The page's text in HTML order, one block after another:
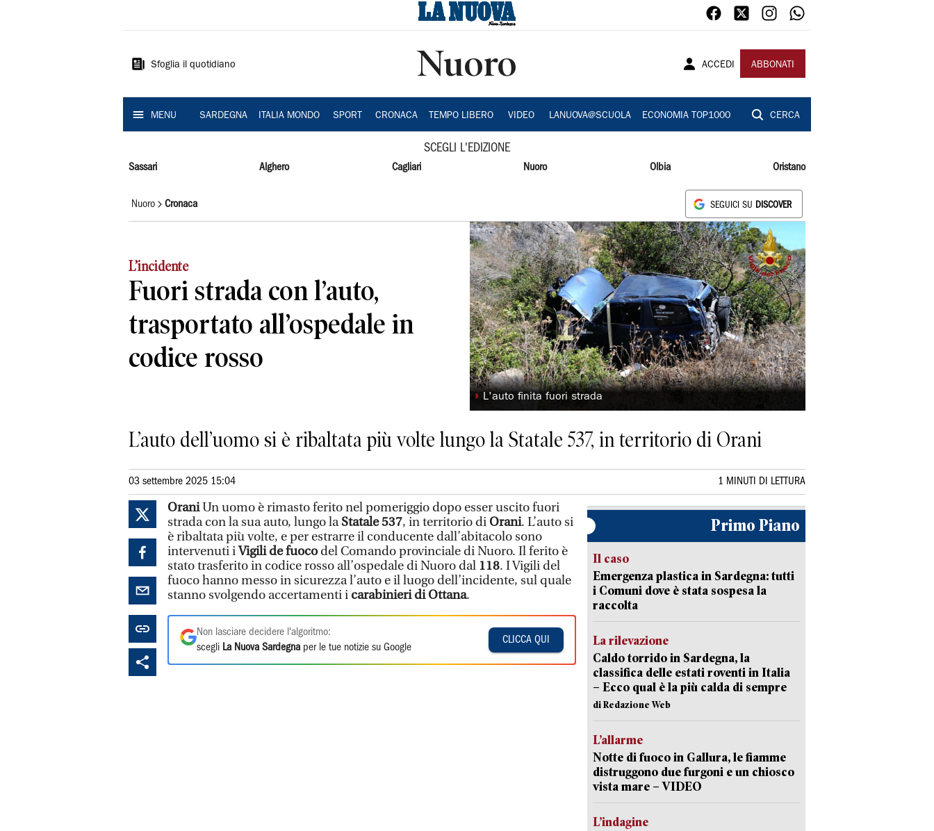
Sardegna
Sfoglia il quotidiano Nuoro ACCEDI ABBONATI
MENU SARDEGNA ITALIA MONDO SPORT CRONACA TEMPO LIBERO VIDEO LANUOVA@SCUOLA ECONOMIA TOP1000 CERCA
SCEGLI L'EDIZIONE
Sassari Alghero Cagliari Nuoro Olbia Oristano
Nuoro Cronaca SEGUICI SU DISCOVER
L’incidente
Fuori strada con l’auto,
trasportato all’ospedale in
codice rosso
◗ L'auto finita fuori strada
L’auto dell’uomo si è ribaltata più volte lungo la Statale 537, in territorio di Orani
03 settembre 2025 15:04 1 MINUTI DI LETTURA
OraniUn uomo è rimasto ferito nel pomeriggio dopo esser uscito fuori
strada con la sua auto, lungo laStatale 537, in territorio di Orani. L’auto si
è ribaltata più volte, e per estrarre il conducente dall’abitacolo sono
intervenuti iVigili de fuocodel Comando provinciale di Nuoro. Il ferito è
stato trasferito in codice rosso all’ospedale di Nuoro dal 118. I Vigili del
fuoco hanno messo in sicurezza l’auto e il luogo dell’incidente, sul quale
stanno svolgendo accertamenti i carabinieri di Ottana.
Non lasciare decidere l'algoritmo:
scegli La Nuova Sardegna per le tue notizie su Google
CLICCA QUI
Primo Piano
Il caso
Emergenza plastica in Sardegna: tutti
i Comuni dove è stata sospesa la
raccolta
La rilevazione
Caldo torrido in Sardegna, la
classifica delle estati roventi in Italia
– Ecco qual è la più calda di sempre
di Redazione Web
L’allarme
Notte di fuoco in Gallura, le fiamme
distruggono due furgoni e un chiosco
vista mare – VIDEO
L’indagine